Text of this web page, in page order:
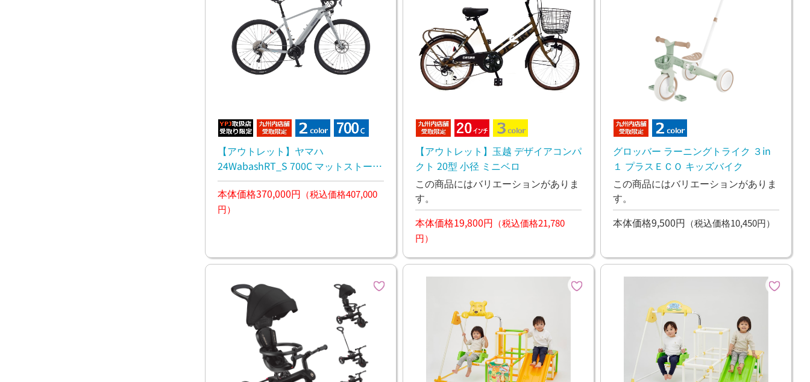
【アウトレット】ヤマハ
24WabashRT_S 700C マットストーン
グレー 電動アシスト グラベルバイク
本体価格370,000円 （税込価格407,000
円）
【アウトレット】玉越 デザイアコンパ
クト 20型 小径 ミニベロ
この商品にはバリエーションがありま
す。
本体価格19,800円 （税込価格21,780
円）
グロッバー ラーニングトライク ３in
１ プラスＥＣＯ キッズバイク
この商品にはバリエーションがありま
す。
本体価格9,500円 （税込価格10,450円）